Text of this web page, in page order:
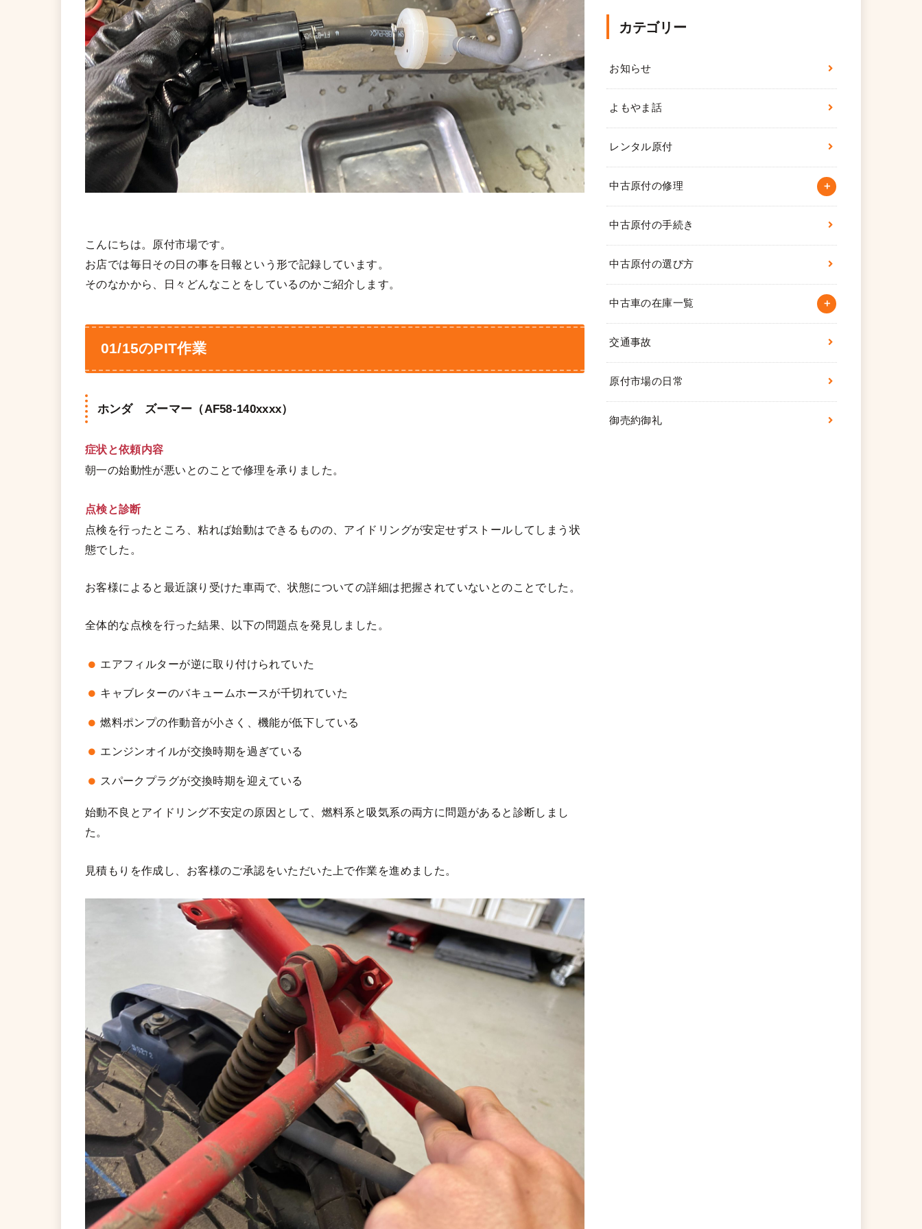
こんにちは。原付市場です。
お店では毎日その日の事を日報という形で記録しています。
そのなかから、日々どんなことをしているのかご紹介します。
01/15のPIT作業
ホンダ ズーマー（AF58-140xxxx）
症状と依頼内容
朝一の始動性が悪いとのことで修理を承りました。
点検と診断
点検を行ったところ、粘れば始動はできるものの、アイドリングが安定せずストールしてしまう状
態でした。
お客様によると最近譲り受けた車両で、状態についての詳細は把握されていないとのことでした。
全体的な点検を行った結果、以下の問題点を発見しました。
エアフィルターが逆に取り付けられていた
キャブレターのバキュームホースが千切れていた
燃料ポンプの作動音が小さく、機能が低下している
エンジンオイルが交換時期を過ぎている
スパークプラグが交換時期を迎えている
始動不良とアイドリング不安定の原因として、燃料系と吸気系の両方に問題があると診断しまし
た。
見積もりを作成し、お客様のご承認をいただいた上で作業を進めました。
カテゴリー
お知らせ
よもやま話
レンタル原付
中古原付の修理
中古原付の手続き
中古原付の選び方
中古車の在庫一覧
交通事故
原付市場の日常
御売約御礼